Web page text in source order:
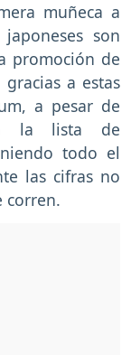
muñeca a
son
promoción de
gracias a estas
a pesar de
la lista de
todo el
las cifras no
corren.